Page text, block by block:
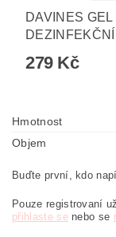
DAVINES
279 Kč
Hmotnost
Objem
Buďte první, kdo
Pouze registrovaní
přihlaste senebo se